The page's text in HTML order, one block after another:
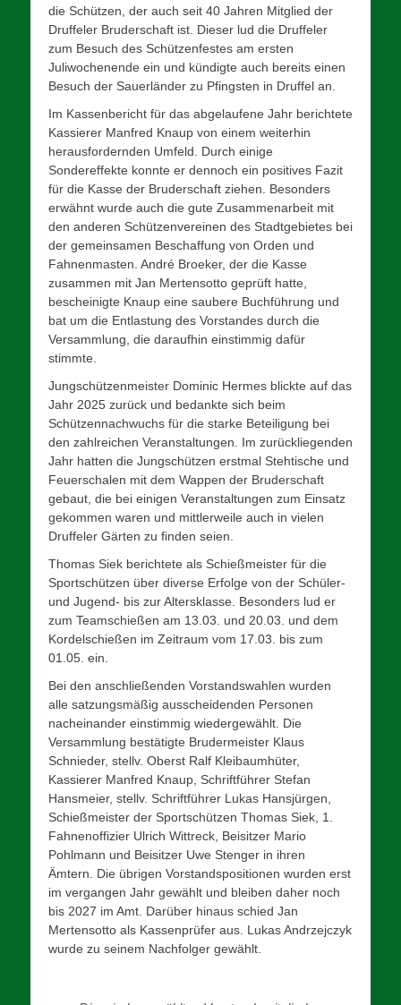
die Schützen, der auch seit 40 Jahren Mitglied der
Druffeler Bruderschaft ist. Dieser lud die Druffeler
zum Besuch des Schützenfestes am ersten
Juliwochenende ein und kündigte auch bereits einen
Besuch der Sauerländer zu Pfingsten in Druffel an.
Im Kassenbericht für das abgelaufene Jahr berichtete
Kassierer Manfred Knaup von einem weiterhin
herausfordernden Umfeld. Durch einige
Sondereffekte konnte er dennoch ein positives Fazit
für die Kasse der Bruderschaft ziehen. Besonders
erwähnt wurde auch die gute Zusammenarbeit mit
den anderen Schützenvereinen des Stadtgebietes bei
der gemeinsamen Beschaffung von Orden und
Fahnenmasten. André Broeker, der die Kasse
zusammen mit Jan Mertensotto geprüft hatte,
bescheinigte Knaup eine saubere Buchführung und
bat um die Entlastung des Vorstandes durch die
Versammlung, die daraufhin einstimmig dafür
stimmte.
Jungschützenmeister Dominic Hermes blickte auf das
Jahr 2025 zurück und bedankte sich beim
Schützennachwuchs für die starke Beteiligung bei
den zahlreichen Veranstaltungen. Im zurückliegenden
Jahr hatten die Jungschützen erstmal Stehtische und
Feuerschalen mit dem Wappen der Bruderschaft
gebaut, die bei einigen Veranstaltungen zum Einsatz
gekommen waren und mittlerweile auch in vielen
Druffeler Gärten zu finden seien.
Thomas Siek berichtete als Schießmeister für die
Sportschützen über diverse Erfolge von der Schüler-
und Jugend- bis zur Altersklasse. Besonders lud er
zum Teamschießen am 13.03. und 20.03. und dem
Kordelschießen im Zeitraum vom 17.03. bis zum
01.05. ein.
Bei den anschließenden Vorstandswahlen wurden
alle satzungsmäßig ausscheidenden Personen
nacheinander einstimmig wiedergewählt. Die
Versammlung bestätigte Brudermeister Klaus
Schnieder, stellv. Oberst Ralf Kleibaumhüter,
Kassierer Manfred Knaup, Schriftführer Stefan
Hansmeier, stellv. Schriftführer Lukas Hansjürgen,
Schießmeister der Sportschützen Thomas Siek, 1.
Fahnenoffizier Ulrich Wittreck, Beisitzer Mario
Pohlmann und Beisitzer Uwe Stenger in ihren
Ämtern. Die übrigen Vorstandspositionen wurden erst
im vergangen Jahr gewählt und bleiben daher noch
bis 2027 im Amt. Darüber hinaus schied Jan
Mertensotto als Kassenprüfer aus. Lukas Andrzejczyk
wurde zu seinem Nachfolger gewählt.